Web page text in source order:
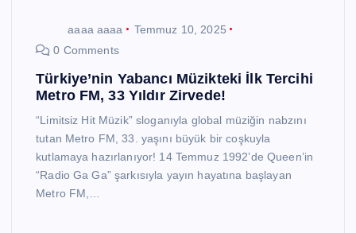
aaaa aaaa
Temmuz 10, 2025
0 Comments
Türkiye’nin Yabancı Müzikteki İlk Tercihi
Metro FM, 33 Yıldır Zirvede!
“Limitsiz Hit Müzik” sloganıyla global müziğin nabzını
tutan Metro FM, 33. yaşını büyük bir coşkuyla
kutlamaya hazırlanıyor! 14 Temmuz 1992’de Queen’in
“Radio Ga Ga” şarkısıyla yayın hayatına başlayan
Metro FM,…